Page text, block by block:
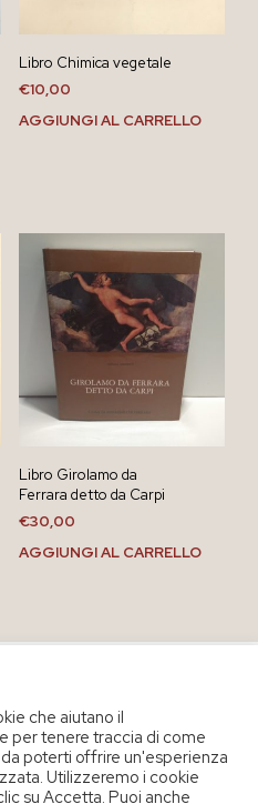
Libro Chimica vegetale
€10,00
AGGIUNGI AL CARRELLO
Libro Girolamo da
Ferrara detto da Carpi
€30,00
AGGIUNGI AL CARRELLO
che aiutano il
per tenere traccia di come
poterti offrire un'esperienza
Utilizzeremo i cookie
su Accetta. Puoi anche